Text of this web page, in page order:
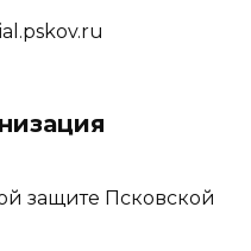
защите Псковской